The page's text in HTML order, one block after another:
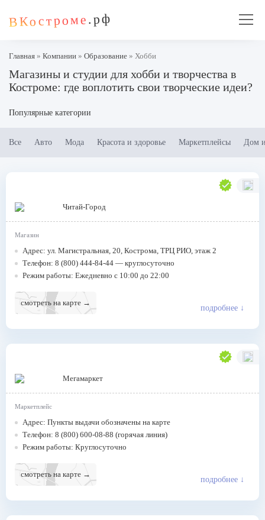
ВКостроме.рф
Главная » Компании » Образование » Хобби
Магазины и студии для хобби и творчества в
Костроме: где воплотить свои творческие идеи?
Популярные категории
Все Авто Мода Красота и здоровье Маркетплейсы Дом
Читай-Город
Магазин
Адрес: ул. Магистральная, 20, Кострома, ТРЦ РИО, этаж 2
Телефон: 8 (800) 444-84-44 — круглосуточно
Режим работы: Ежедневно с 10:00 до 22:00
смотреть на карте →
подробнее ↓
Мегамаркет
Маркетплейс
Адрес: Пункты выдачи обозначены на карте
Телефон: 8 (800) 600-08-88 (горячая линия)
Режим работы: Круглосуточно
смотреть на карте →
подробнее ↓